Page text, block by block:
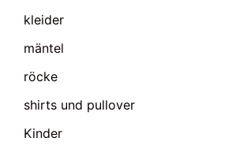
kleider
mäntel
röcke
shirts und pullover
Kinder